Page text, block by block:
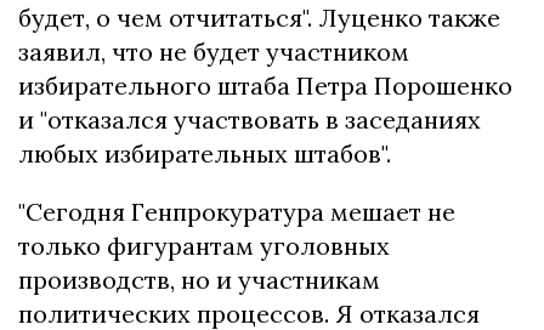
будет, о чем отчитаться". Луценко также
заявил, что не будет участником
избирательного штаба Петра Порошенко
и "отказался участвовать в заседаниях
любых избирательных штабов".
"Сегодня Генпрокуратура мешает не
только фигурантам уголовных
производств, но и участникам
политических процессов. Я отказался